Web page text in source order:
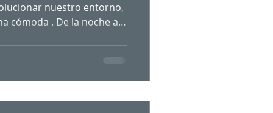
nuestro entorno,
cómoda . De la noche a
hacer un análisis